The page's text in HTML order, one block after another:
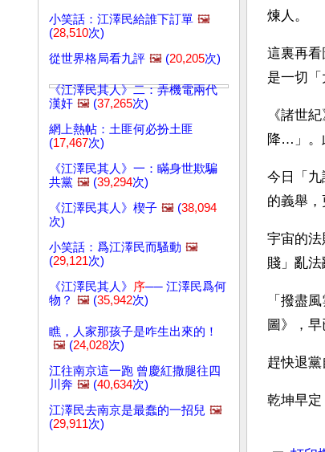
小笑話：江澤民給誰下訂單 🖼️
(28,510次)
從世界格局看九評 🖼️ (20,205次)
《江澤民其人》二：弄機電兩代
漢奸 🖼️ (37,265次)
網上熱帖：土匪何必扮土匪
(17,467次)
《江澤民其人》一：瞞身世欺騙
共黨 🖼️ (39,294次)
《江澤民其人》楔子 🖼️ (38,094
次)
小笑話：爲江澤民而騷動 🖼️
(29,121次)
《江澤民其人》
序── 江澤民爲何
物？ 🖼️ (35,942次)
瞧，人家那孩子是咋生出來的！
🖼️ (24,028次)
江往南京這一跑 曾慶紅撒腿往四
川奔 🖼️ (40,634次)
江澤民去南京是最蠢的一招兒 🖼️
(29,911次)
煉人。
這裏再
是一切「
《諸世
降…」。
今日「
的義舉
宇宙的
賤」亂法
「撥盡
圖》，
趕快退黨
乾坤早定